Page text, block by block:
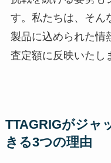
す。私たちは、そん
製品に込められた情
査定額に反映いたし
TTAGRIGがジャ
きる3つの理由